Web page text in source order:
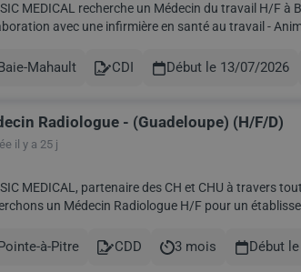
MEDICAL recherche un Médecin du travail H/F à Baie-Mahault (971). Activités : - Suivi
avec une infirmière en santé au travail - Animation d’actions collectives et participation à la prévention - Participation à
Mahault
Contract
CDI Début le 13/07/2026
Radiologue - (Guadeloupe) (H/F/D)
il y a 25 j
MEDICAL, partenaire des CH et CHU à travers
un Médecin Radiologue H/F pour un établissement de santé en
à-Pitre
Contract
CDD
Durée
3 mois Début